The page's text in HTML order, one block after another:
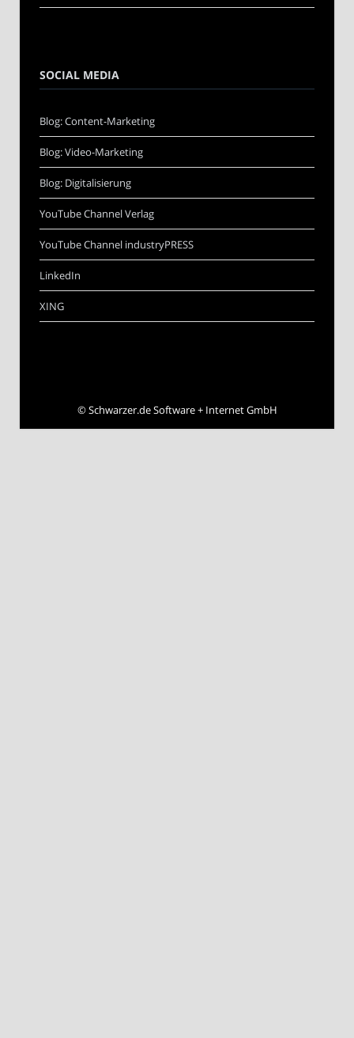
SOCIAL MEDIA
Blog: Content-Marketing
Blog: Video-Marketing
Blog: Digitalisierung
YouTube Channel Verlag
YouTube Channel industryPRESS
LinkedIn
XING
©Schwarzer.de Software + Internet GmbH